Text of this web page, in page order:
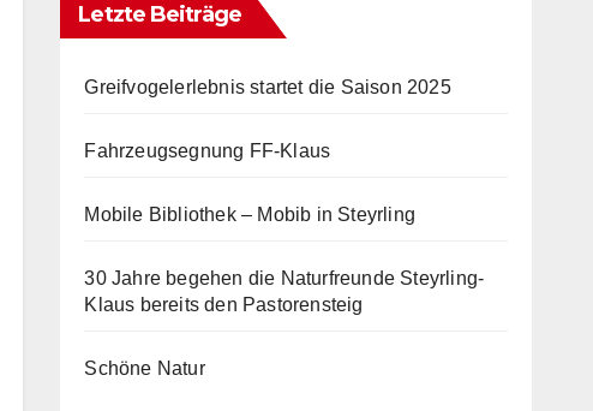
Letzte Beiträge
Greifvogelerlebnis startet die Saison 2025
Fahrzeugsegnung FF-Klaus
Mobile Bibliothek – Mobib in Steyrling
30 Jahre begehen die Naturfreunde Steyrling-
Klaus bereits den Pastorensteig
Schöne Natur